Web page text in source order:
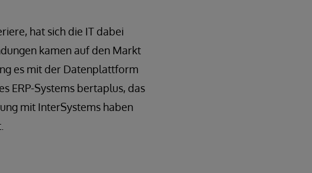
hat sich die IT dabei
kamen auf den Markt
es mit der Datenplattform
ERP-Systems bertaplus, das
mit InterSystems haben